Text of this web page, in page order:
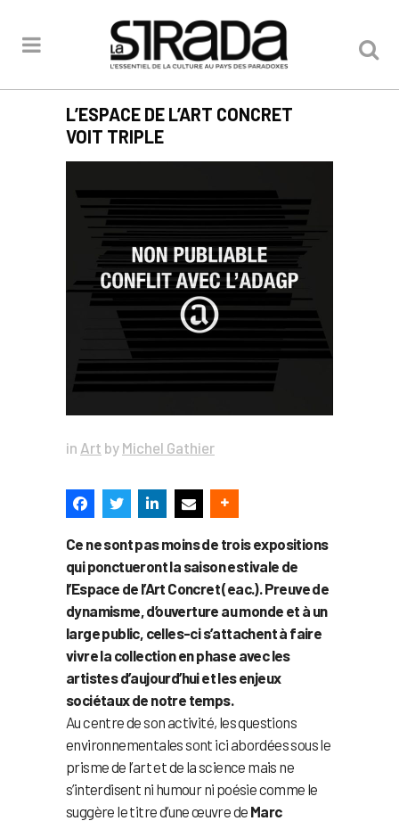
L’ESPACE DE L’ART CONCRET
VOIT TRIPLE
in Art by Michel Gathier
Ce ne sont pas moins de trois expositions
qui ponctueront la saison estivale de
l’Espace de l’Art Concret (eac.). Preuve de
dynamisme, d’ouverture au monde et à un
large public, celles-ci s’attachent à faire
vivre la collection en phase avec les
artistes d’aujourd’hui et les enjeux
sociétaux de notre temps.
Au centre de son activité, les questions
environnementales sont ici abordées sous le
prisme de l’art et de la science mais ne
s’interdisent ni humour ni poésie comme le
suggère le titre d’une œuvre de Marc